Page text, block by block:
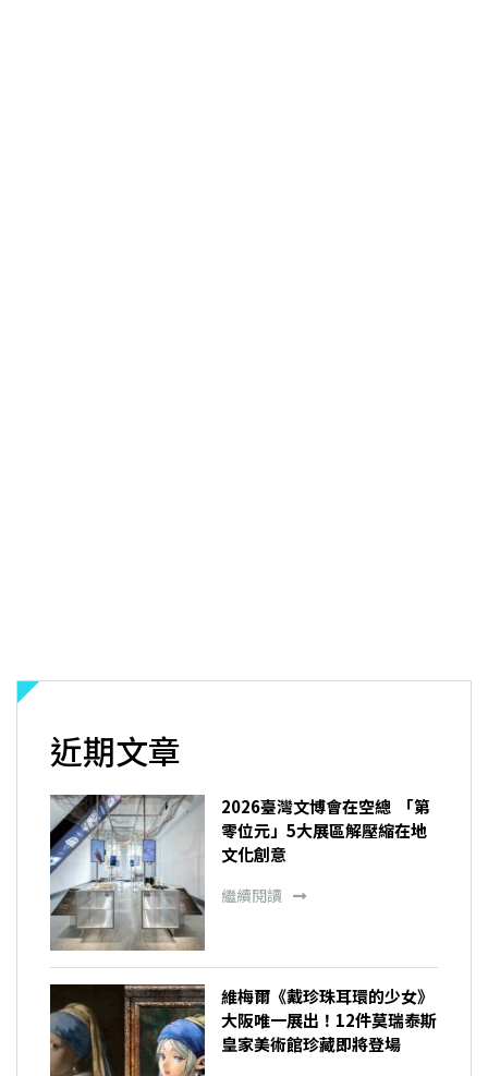
近期文章
2026臺灣文博會在空總 「第
零位元」5大展區解壓縮在地
文化創意
繼續閱讀
維梅爾《戴珍珠耳環的少女》
大阪唯一展出！12件莫瑞泰斯
皇家美術館珍藏即將登場